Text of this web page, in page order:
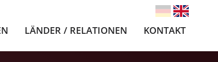
LÄNDER / RELATIONEN KONTAKT